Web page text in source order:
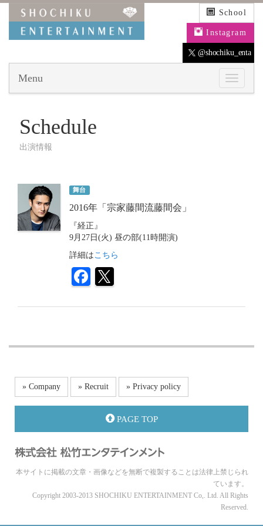
School
Instagram
@shochiku_enta
Menu
Schedule
出演情報
舞台
2016年「宗家藤間流藤間会」
『経正』
9月27日(火) 昼の部(11時開演)
詳細はこちら
» Company » Recruit » Privacy policy
PAGE TOP
本サイトに掲載の文章・画像などを無断で複製することは法律上禁じられ
ています。
Copyright 2003-2013 SHOCHIKU ENTERTAINMENT Co,. Ltd. All Rights
Reserved.